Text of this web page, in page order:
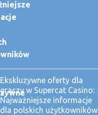
Ekskluzywne oferty dla
graczy w Supercat Casino:
Najważniejsze informacje
dla polskich użytkowników